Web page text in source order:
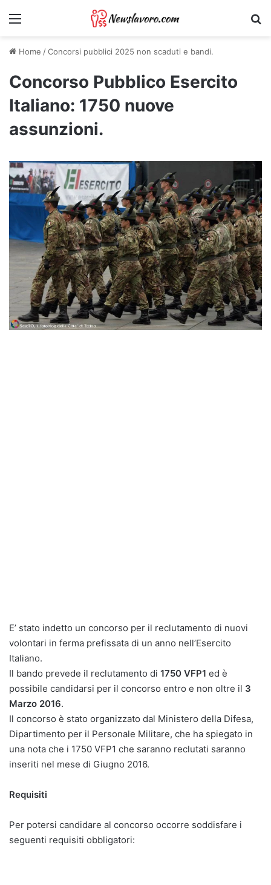
Menu
Home /Concorsi pubblici 2025 non scaduti e bandi.
Concorso Pubblico Esercito
Italiano: 1750 nuove
assunzioni.
E’ stato indetto un concorso per il reclutamento di nuovi
volontari in ferma prefissata di un anno nell’Esercito
Italiano.
Il bando prevede il reclutamento di 1750 VFP1 ed è
possibile candidarsi per il concorso entro e non oltre il 3
Marzo 2016.
Il concorso è stato organizzato dal Ministero della Difesa,
Dipartimento per il Personale Militare, che ha spiegato in
una nota che i 1750 VFP1 che saranno reclutati saranno
inseriti nel mese di Giugno 2016.
Requisiti
Per potersi candidare al concorso occorre soddisfare i
seguenti requisiti obbligatori: